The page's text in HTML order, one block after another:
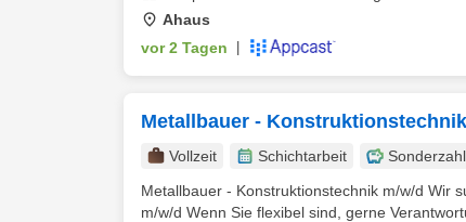
Ahaus
vor 2 Tagen
Metallbauer -
Vollzeit Schichtarbeit
Metallbauer - Konstruktionstechnik m/w/d Wir
m/w/d Wenn Sie flexibel sind, gerne